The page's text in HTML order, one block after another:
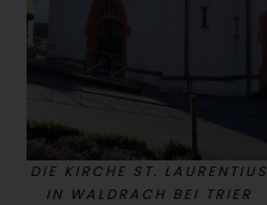
DIE KIRCHE ST. LAURENTIUS
IN WALDRACH BEI TRIER